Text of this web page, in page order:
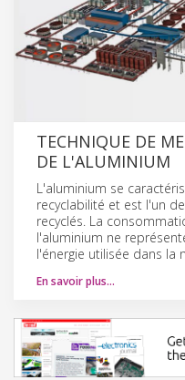
TECHNIQUE DE
DE L'ALUMINIUM
L'aluminium se
recyclabilité et est l'un
recyclés. La
l'aluminium ne
l'énergie utilisée dans la
En savoir plus…